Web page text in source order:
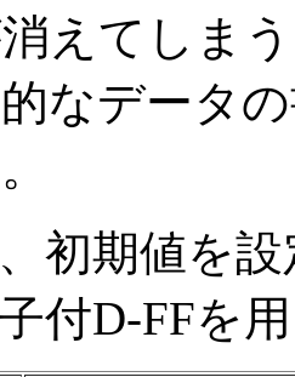
えてしま
なデータ
、初期値を
付D-FFを